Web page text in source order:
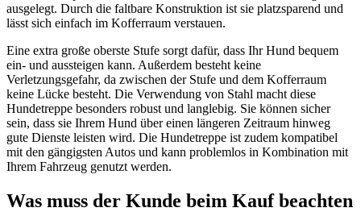
ausgelegt. Durch die faltbare Konstruktion ist sie platzsparend und
lässt sich einfach im Kofferraum verstauen.
Eine extra große oberste Stufe sorgt dafür, dass Ihr Hund bequem
ein- und aussteigen kann. Außerdem besteht keine
Verletzungsgefahr, da zwischen der Stufe und dem Kofferraum
keine Lücke besteht. Die Verwendung von Stahl macht diese
Hundetreppe besonders robust und langlebig. Sie können sicher
sein, dass sie Ihrem Hund über einen längeren Zeitraum hinweg
gute Dienste leisten wird. Die Hundetreppe ist zudem kompatibel
mit den gängigsten Autos und kann problemlos in Kombination mit
Ihrem Fahrzeug genutzt werden.
Was muss der Kunde beim Kauf beachten